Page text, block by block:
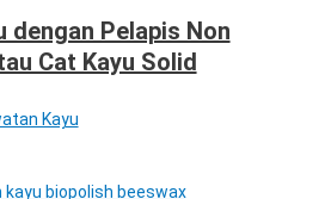
dengan Pelapis Non
Cat Kayu Solid
Kayu